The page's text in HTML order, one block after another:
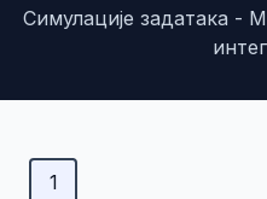
Симулације задатака -
1